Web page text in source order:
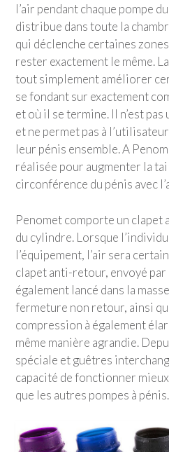
l’air pendant chaque pompe
distribue dans toute la
qui déclenche certaines
rester exactement le même.
tout simplement améliorer
se fondant sur exactement
et où il se termine. Il n’est
et ne permet pas à
leur pénis ensemble. A
réalisée pour augmenter la
circonférence du pénis avec
Penomet comporte un clapet
du cylindre. Lorsque
l’équipement, l’air sera
clapet anti-retour, envoyé par
également lancé dans la
fermeture non retour, ainsi
compression à également
même manière agrandie.
spéciale et guêtres
capacité de fonctionner
que les autres pompes à pénis.